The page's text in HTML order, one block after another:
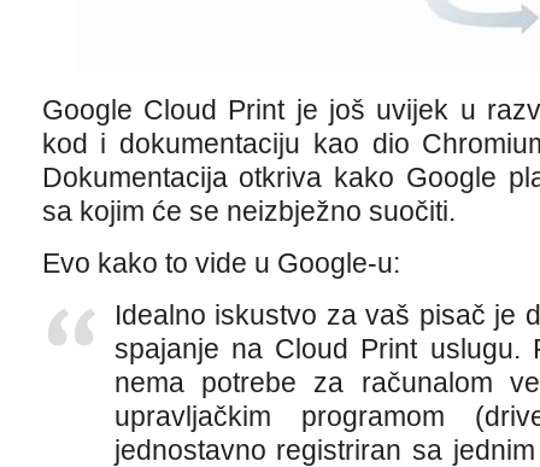
Google Cloud Print je još uvijek u
kod i dokumentaciju kao dio
Dokumentacija otkriva kako Google
sa kojim će se neizbježno suočiti.
Evo kako to vide u Google-u:
Idealno iskustvo za vaš pisač je
spajanje na Cloud Print uslugu.
nema potrebe za računalom
upravljačkim programom
jednostavno registriran sa